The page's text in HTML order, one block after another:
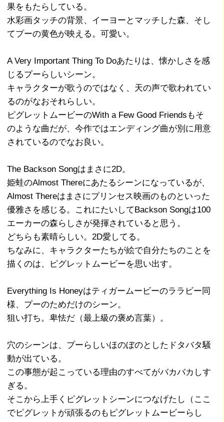
果をもたらしている。
水彩画タッチの背景、イーヨーとマッチした森、そし
てプーの黄色が映える。可愛い。
A Very Important Thing To Doあたりは、懐かしさを感
じるプーらしいシーン。
キャラクターが歌うのではなく、天の声で歌われてい
るのがなおそれらしい。
ピグレットムービーのWith a Few Good Friendsもそ
のような曲だが、今作ではエンディング曲が別に用意
されているのでなお良い。
The Backson Songはまさに2D。
姫蛙のAlmost Thereにあたるシーンになっているが、
Almost Thereはまさにプリンセス映画のものといった
優雅さを感じる。これにたいしてBackson Songは100
エーカーの森らしさが発揮されていると思う。
どちらも素晴らしい。2D愛してる。
ちなみに、キャラクターたちが絵で自分たちのことを
描くのは、ピグレットムービーを思い出す。
Everything Is Honeyはティガームービーのララビー同
様、プーのためだけのシーン。
狙い打ち。卑怯だ（最上級の褒め言葉）。
穴のシーンは、プーらしいほのぼのとしたドタバタ騒
動が出ている。
この事態が起こっている理由のすべてがバカバカしす
ぎる。
そこから上手くピグレットシーンにつなげたし（ここ
でピグレットが頑張るのもピグレットムービーらし